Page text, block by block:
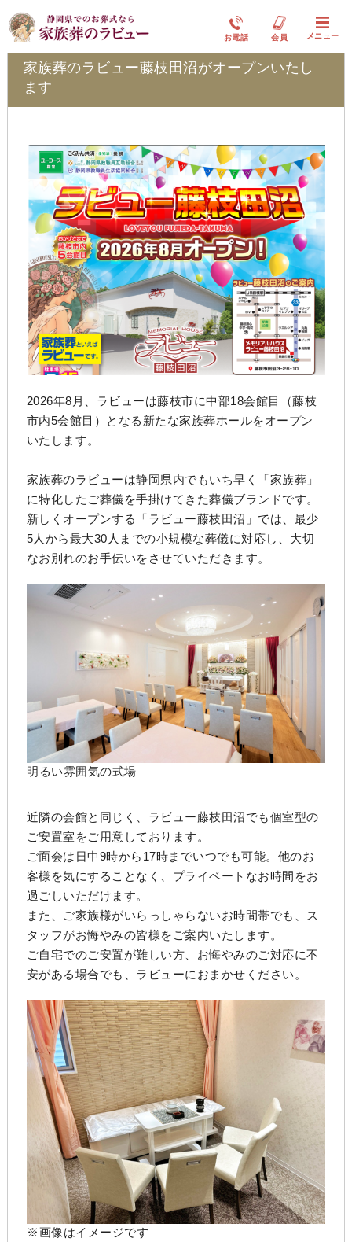
お電話 会員 メニュー
イベント情報
家族葬のラビュー藤枝田沼がオープンいたし
ます
2026年8月、ラビューは藤枝市に中部18会館目（藤枝
市内5会館目）となる新たな家族葬ホールをオープン
いたします。
家族葬のラビューは静岡県内でもいち早く「家族葬」
に特化したご葬儀を手掛けてきた葬儀ブランドです。
新しくオープンする「ラビュー藤枝田沼」では、最少
5人から最大30人までの小規模な葬儀に対応し、大切
なお別れのお手伝いをさせていただきます。
明るい雰囲気の式場
近隣の会館と同じく、ラビュー藤枝田沼でも個室型の
ご安置室をご用意しております。
ご面会は日中9時から17時までいつでも可能。他のお
客様を気にすることなく、プライベートなお時間をお
過ごしいただけます。
また、ご家族様がいらっしゃらないお時間帯でも、ス
タッフがお悔やみの皆様をご案内いたします。
ご自宅でのご安置が難しい方、お悔やみのご対応に不
安がある場合でも、ラビューにおまかせください。
※画像はイメージです